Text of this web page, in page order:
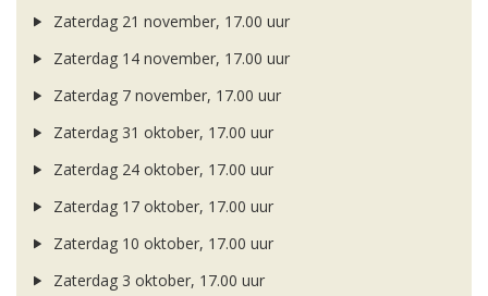
Zaterdag 21 november, 17.00 uur
Zaterdag 14 november, 17.00 uur
Zaterdag 7 november, 17.00 uur
Zaterdag 31 oktober, 17.00 uur
Zaterdag 24 oktober, 17.00 uur
Zaterdag 17 oktober, 17.00 uur
Zaterdag 10 oktober, 17.00 uur
Zaterdag 3 oktober, 17.00 uur